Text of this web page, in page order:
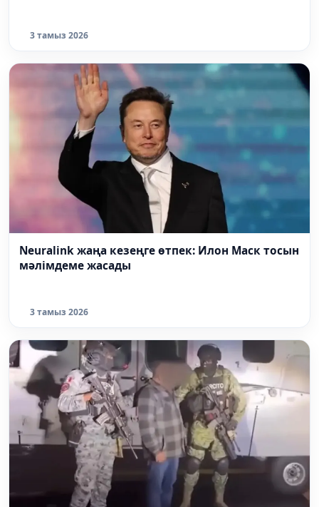
3 тамыз 2026
Neuralink жаңа кезеңге өтпек: Илон Маск тосын
мәлімдеме жасады
3 тамыз 2026